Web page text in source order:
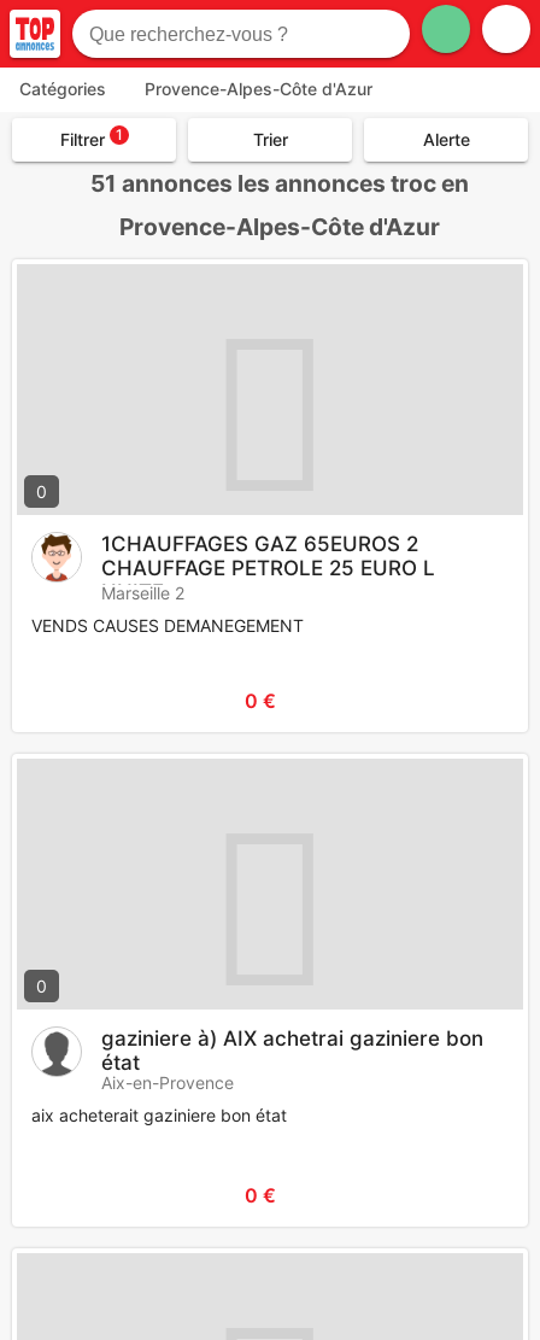
Catégories Provence-Alpes-Côte d'Azur
Filtrer 1 Trier Alerte
51 annonces les annonces troc en
Provence-Alpes-Côte d'Azur
0
1CHAUFFAGES GAZ 65EUROS 2
CHAUFFAGE PETROLE 25 EURO L
UNITE
Marseille 2
VENDS CAUSES DEMANEGEMENT
0 €
0
gaziniere à) AIX achetrai gaziniere bon
état
Aix-en-Provence
aix acheterait gaziniere bon état
0 €